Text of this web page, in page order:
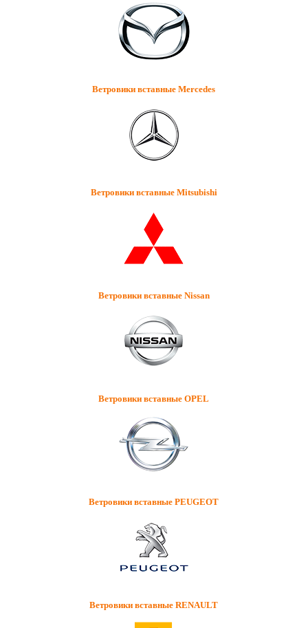
Ветровики вставные Mercedes
Ветровики вставные Mitsubishi
Ветровики вставные Nissan
Ветровики вставные OPEL
Ветровики вставные PEUGEOT
Ветровики вставные RENAULT